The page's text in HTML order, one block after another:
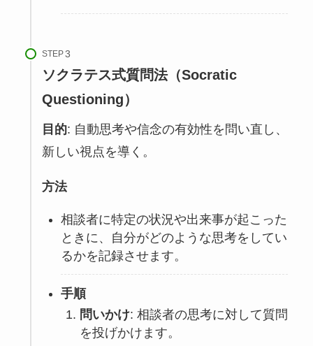
STEP
ソクラテス式質問法（Socratic
Questioning）
目的: 自動思考や信念の有効性を問い直し、
新しい視点を導く。
方法
相談者に特定の状況や出来事が起こった
ときに、自分がどのような思考をしてい
るかを記録させます。
手順
問いかけ: 相談者の思考に対して質問
を投げかけます。